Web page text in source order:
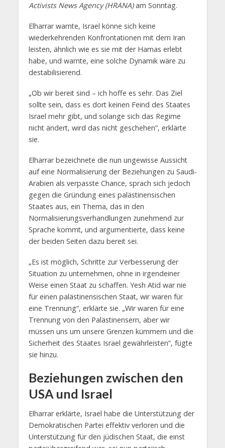
Activists News Agency (HRANA)am Sonntag.
Elharrar warnte, Israel könne sich keine
wiederkehrenden Konfrontationen mit dem Iran
leisten, ähnlich wie es sie mit der Hamas erlebt
habe, und warnte, eine solche Dynamik wäre zu
destabilisierend.
„Ob wir bereit sind – ich hoffe es sehr. Das Ziel
sollte sein, dass es dort keinen Feind des Staates
Israel mehr gibt, und solange sich das Regime
nicht ändert, wird das nicht geschehen“, erklärte
sie.
Elharrar bezeichnete die nun ungewisse Aussicht
auf eine Normalisierung der Beziehungen zu Saudi-
Arabien als verpasste Chance, sprach sich jedoch
gegen die Gründung eines palästinensischen
Staates aus, ein Thema, das in den
Normalisierungsverhandlungen zunehmend zur
Sprache kommt, und argumentierte, dass keine
der beiden Seiten dazu bereit sei.
„Es ist möglich, Schritte zur Verbesserung der
Situation zu unternehmen, ohne in irgendeiner
Weise einen Staat zu schaffen. Yesh Atid war nie
für einen palästinensischen Staat, wir waren für
eine Trennung“, erklärte sie. „Wir waren für eine
Trennung von den Palästinensern, aber wir
müssen uns um unsere Grenzen kümmern und die
Sicherheit des Staates Israel gewährleisten“, fügte
sie hinzu.
Beziehungen zwischen den
USA und Israel
Elharrar erklärte, Israel habe die Unterstützung der
Demokratischen Partei effektiv verloren und die
Unterstützung für den jüdischen Staat, die einst